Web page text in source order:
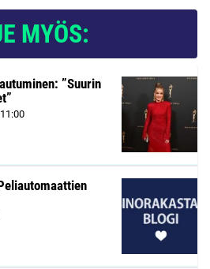
MYÖS:
”Suurin
11:00